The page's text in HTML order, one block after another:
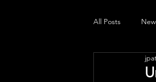
All Posts
Public Art